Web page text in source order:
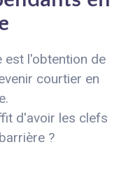
est l'obtention de
courtier en
d'avoir les clefs
?